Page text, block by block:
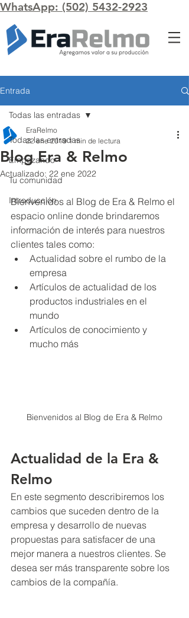
WhatsApp: (502) 5432-2923
Entrada
Todas las entradas
Empezando
Tu comunidad
Introducción
Todas las entradas
Blog Era & Relmo
EraRelmo
22 ene 2019 1 min de lectura
Actualizado: 22 ene 2022
Bienvenidos al Blog de Era & Relmo el
espacio online donde brindaremos
información de interés para nuestros
clientes tales como:
Actualidad sobre el rumbo de la
empresa
Artículos de actualidad de los
productos industriales en el
mundo
Artículos de conocimiento y
mucho más
Bienvenidos al Blog de Era & Relmo
Actualidad de la Era &
Relmo
En este segmento describiremos los
cambios que suceden dentro de la
empresa y desarrollo de nuevas
propuestas para satisfacer de una
mejor manera a nuestros clientes. Se
desea ser más transparente sobre los
cambios de la compañía.